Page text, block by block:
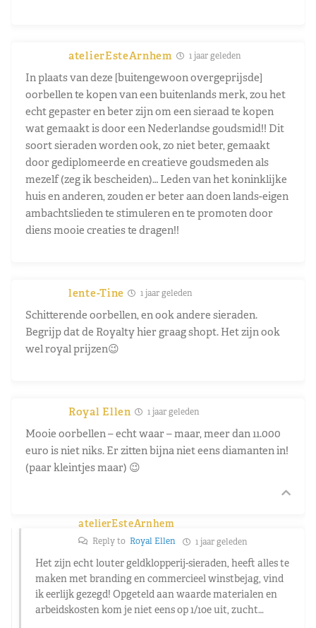
atelierEsteArnhem 1 jaar geleden
In plaats van deze [buitengewoon overgeprijsde]
oorbellen te kopen van een buitenlands merk, zou het
echt gepaster en beter zijn om een sieraad te kopen
wat gemaakt is door een Nederlandse goudsmid!! Dit
soort sieraden worden ook, zo niet beter, gemaakt
door gediplomeerde en creatieve goudsmeden als
mezelf (zeg ik bescheiden)… Leden van het koninklijke
huis en anderen, zouden er beter aan doen lands-eigen
ambachtslieden te stimuleren en te promoten door
diens mooie creaties te dragen!!
lente-Tine 1 jaar geleden
Schitterende oorbellen, en ook andere sieraden.
Begrijp dat de Royalty hier graag shopt. Het zijn ook
wel royal prijzen😉
Royal Ellen 1 jaar geleden
Mooie oorbellen – echt waar – maar, meer dan 11.000
euro is niet niks. Er zitten bijna niet eens diamanten in!
(paar kleintjes maar) 😉
atelierEsteArnhem
Reply to Royal Ellen 1 jaar geleden
Het zijn echt louter geldklopperij-sieraden, heeft alles te
maken met branding en commercieel winstbejag, vind
ik eerlijk gezegd! Opgeteld aan waarde materialen en
arbeidskosten kom je niet eens op 1/10e uit, zucht…